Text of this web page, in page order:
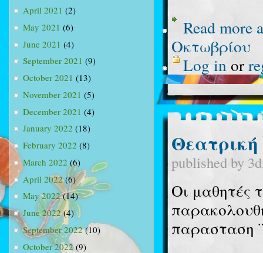
April 2021 (2)
May 2021 (6)
June 2021 (4)
September 2021 (9)
October 2021 (13)
November 2021 (5)
December 2021 (4)
January 2022 (18)
February 2022 (8)
March 2022 (6)
April 2022(6)
May 2022(14)
June 2022(4)
September 2022(10)
October 2022(9)
Read more
Οκτωβρίου
Log in or
published by
Οι μαθητές
παρασταση